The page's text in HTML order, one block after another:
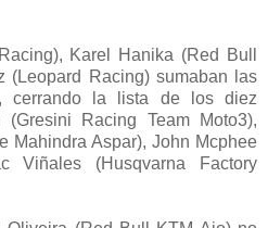
Karel Hanika (Red Bull
(Leopard Racing) sumaban las
cerrando la lista de los diez
(Gresini Racing Team Moto3),
Mahindra Aspar), John Mcphee
Viñales (Husqvarna Factory